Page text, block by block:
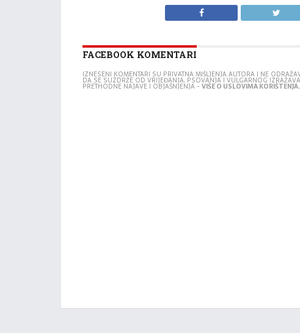
FACEBOOK KOMENTARI
IZNESENI KOMENTARI SU PRIVATNA MIŠLJENJA AUTORA I NE
DA SE SUZDRŽE OD VRIJEĐANJA, PSOVANJA I VULGARNOG
PRETHODNE NAJAVE I OBJAŠNJENJA -VIŠE O USLOVIMA